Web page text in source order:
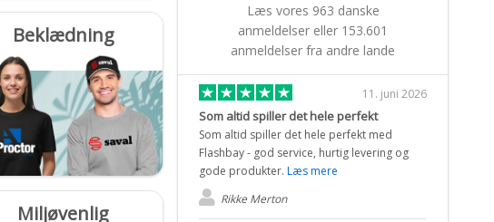
Beklædning
Miljøvenlig
Læs vores 963 danske
anmeldelser eller 153.601
anmeldelser fra andre lande
11. juni 2026
Som altid spiller det hele perfekt
Som altid spiller det hele perfekt med
Flashbay - god service, hurtig levering og
gode produkter.Læs mere
Rikke Merton